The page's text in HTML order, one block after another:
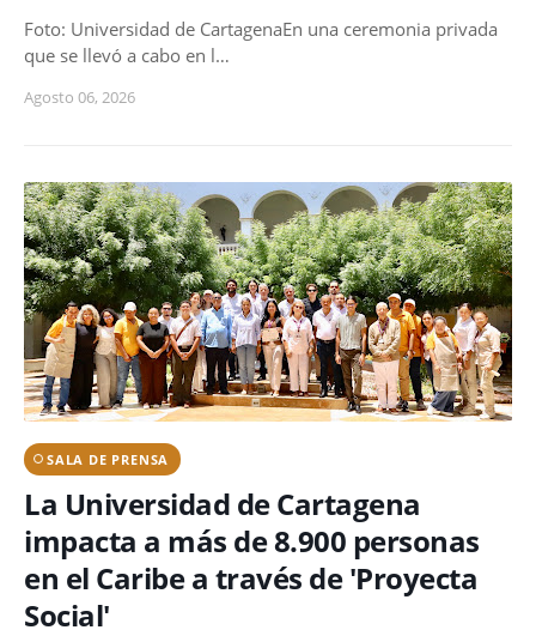
Foto: Universidad de CartagenaEn una ceremonia privada
que se llevó a cabo en l…
Agosto 06, 2026
SALA DE PRENSA
La Universidad de Cartagena
impacta a más de 8.900 personas
en el Caribe a través de 'Proyecta
Social'